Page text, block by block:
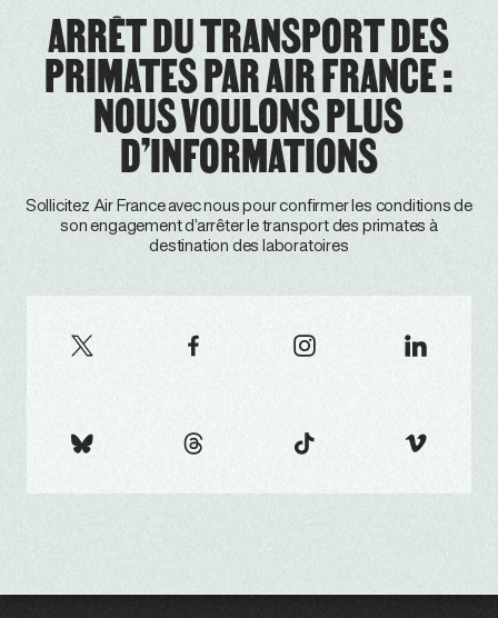
ARRÊT DU TRANSPORT DES
PRIMATES PAR AIR FRANCE :
NOUS VOULONS PLUS
D’INFORMATIONS
Sollicitez Air France avec nous pour confirmer les conditions de
son engagement d’arrêter le transport des primates à
destination des laboratoires